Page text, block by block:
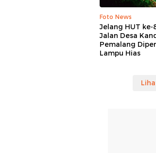
Foto News
Jelang HUT ke-
Jalan Desa
Pemalang
Lampu Hias